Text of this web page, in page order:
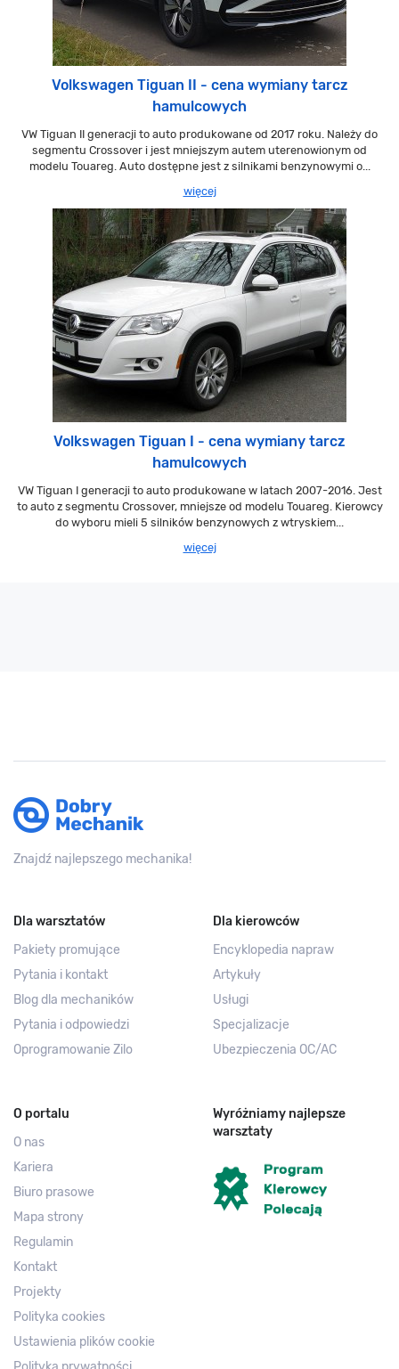
Volkswagen Tiguan II - cena wymiany tarcz
hamulcowych
VW Tiguan II generacji to auto produkowane od 2017 roku. Należy do
segmentu Crossover i jest mniejszym autem uterenowionym od
modelu Touareg. Auto dostępne jest z silnikami benzynowymi o...
więcej
Volkswagen Tiguan I - cena wymiany tarcz
hamulcowych
VW Tiguan I generacji to auto produkowane w latach 2007-2016. Jest
to auto z segmentu Crossover, mniejsze od modelu Touareg. Kierowcy
do wyboru mieli 5 silników benzynowych z wtryskiem...
więcej
Znajdź najlepszego mechanika!
Dla warsztatów
Pakiety promujące
Pytania i kontakt
Blog dla mechaników
Pytania i odpowiedzi
Oprogramowanie Zilo
Dla kierowców
Encyklopedia napraw
Artykuły
Usługi
Specjalizacje
Ubezpieczenia OC/AC
O portalu
O nas
Kariera
Biuro prasowe
Mapa strony
Regulamin
Kontakt
Projekty
Polityka cookies
Ustawienia plików cookie
Wyróżniamy najlepsze
warsztaty